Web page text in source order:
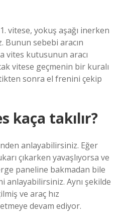
vitese, yokuş aşağı inerken
Bunun sebebi aracın
vites kutusunun aracı
vitese geçmenin bir kuralı
sonra el frenini çekip
kaça takılır?
anlayabilirsiniz. Eğer
çıkarken yavaşlıyorsa ve
paneline bakmadan bile
Aynı şekilde
ve araç hız
devam ediyor.